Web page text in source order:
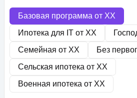
Базовая программа от XX
Ипотека для IT от XX
Семейная от XX Без
Сельская ипотека от XX
Военная ипотека от XX